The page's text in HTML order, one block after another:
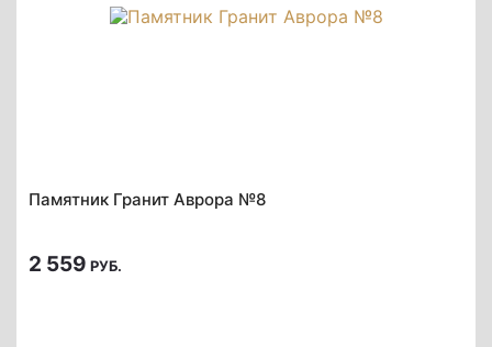
Памятник Гранит Аврора №8
2 559 РУБ.